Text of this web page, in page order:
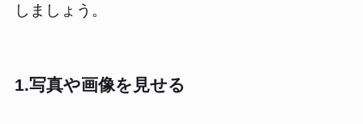
しましょう。
1.写真や画像を見せる